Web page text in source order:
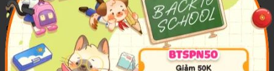
về lịch sử thế giới và lịch sử dân tộc thông qua các chủ
đề gắn với thực tiễn cuộc sống. Nội dung sách được
xây dựng theo hướng phát triển phẩm chất và năng lực,
khuyến khích học sinh khám phá, phân tích và đánh